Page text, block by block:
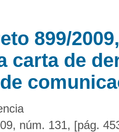
899/
carta de
núm. 131, [pág.